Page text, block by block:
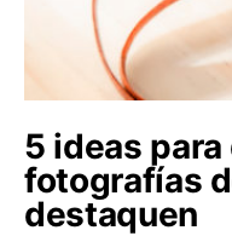
5 ideas
fotografías
destaquen